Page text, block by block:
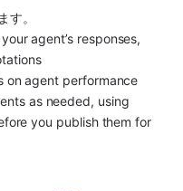
す。
agent’s responses,
on agent performance
you publish them for